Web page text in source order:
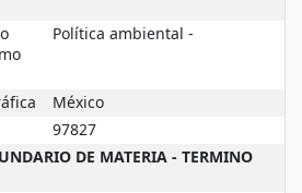
Política ambiental -
México
97827
DE MATERIA - TERMINO